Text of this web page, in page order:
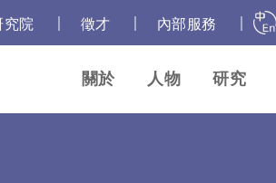
究院 徵才 內部服務
關於 人物 研究